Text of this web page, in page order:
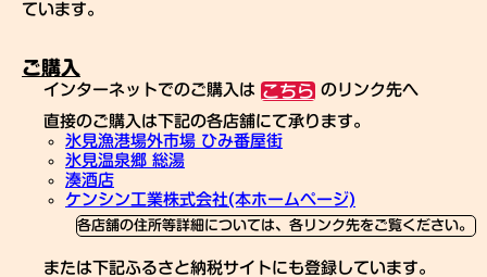
ています。
ご購入
インターネットでのご購入は こちら のリンク先へ
直接のご購入は下記の各店舗にて承ります。
氷見漁港場外市場 ひみ番屋街
氷見温泉郷 総湯
湊酒店
ケンシン工業株式会社(本ホームページ)
各店舗の住所等詳細については、各リンク先をご覧ください。
または下記ふるさと納税サイトにも登録しています。